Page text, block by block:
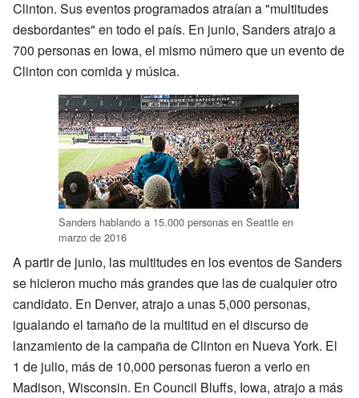
Clinton. Sus eventos programados atraían a "multitudes
desbordantes" en todo el país. En junio, Sanders atrajo a
700 personas en Iowa, el mismo número que un evento de
Clinton con comida y música.
Sanders hablando a 15.000 personas en Seattle en
marzo de 2016
A partir de junio, las multitudes en los eventos de Sanders
se hicieron mucho más grandes que las de cualquier otro
candidato. En Denver, atrajo a unas 5,000 personas,
igualando el tamaño de la multitud en el discurso de
lanzamiento de la campaña de Clinton en Nueva York. El
1 de julio, más de 10,000 personas fueron a verlo en
Madison, Wisconsin. En Council Bluffs, Iowa, atrajo a más